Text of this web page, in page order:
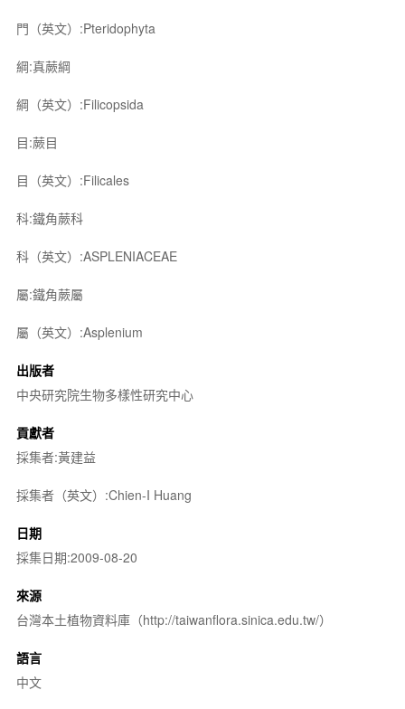
門（英文）:Pteridophyta
綱:真蕨綱
綱（英文）:Filicopsida
目:蕨目
目（英文）:Filicales
科:鐵角蕨科
科（英文）:ASPLENIACEAE
屬:鐵角蕨屬
屬（英文）:Asplenium
出版者
中央研究院生物多樣性研究中心
貢獻者
採集者:黃建益
採集者（英文）:Chien-I Huang
日期
採集日期:2009-08-20
來源
台灣本土植物資料庫（http://taiwanflora.sinica.edu.tw/）
語言
中文